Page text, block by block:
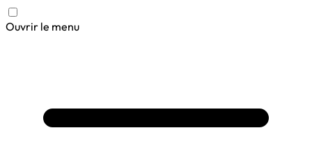
Ouvrir le menu